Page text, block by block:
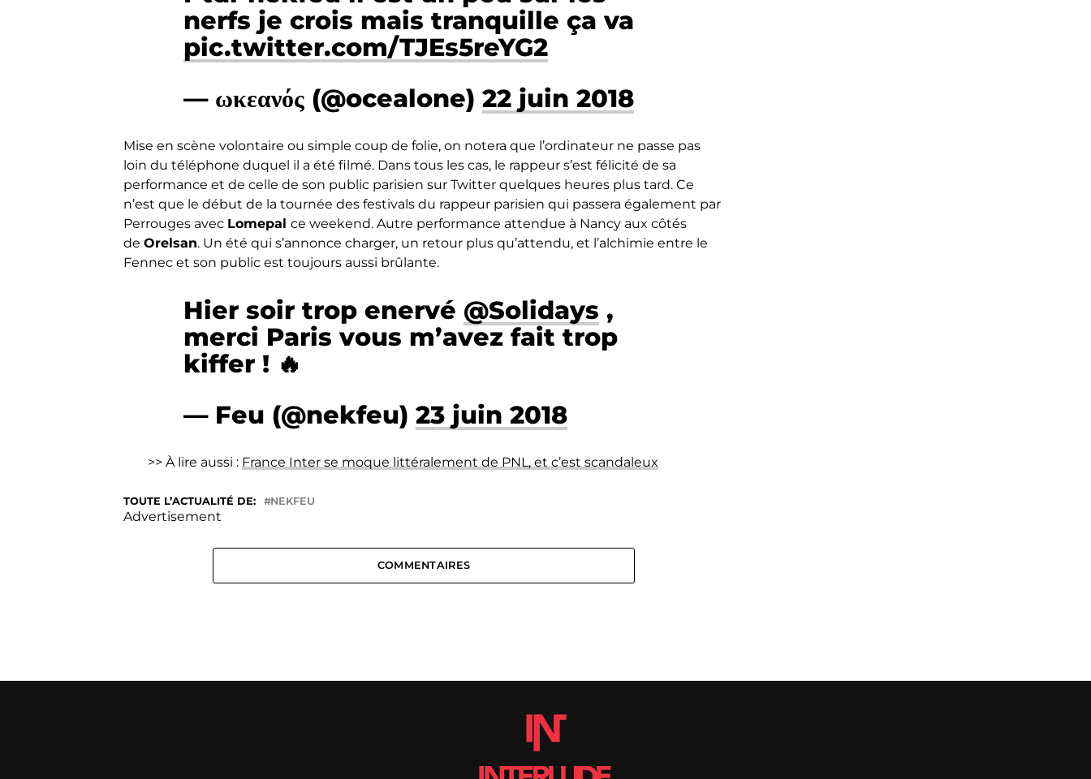
nerfs je crois mais tranquille ça va
pic.twitter.com/TJEs5reYG2
— ωκεανός (@ocealone) 22 juin 2018
Mise en scène volontaire ou simple coup de folie, on notera que l’ordinateur ne passe pas
loin du téléphone duquel il a été filmé. Dans tous les cas, le rappeur s’est félicité de sa
performance et de celle de son public parisien sur Twitter quelques heures plus tard. Ce
n’est que le début de la tournée des festivals du rappeur parisien qui passera également par
Perrouges avec Lomepal ce weekend. Autre performance attendue à Nancy aux côtés
de Orelsan. Un été qui s’annonce charger, un retour plus qu’attendu, et l’alchimie entre le
Fennec et son public est toujours aussi brûlante.
Hier soir trop enervé @Solidays ,
merci Paris vous m’avez fait trop
kiffer ! 🔥
— Feu (@nekfeu) 23 juin 2018
>> À lire aussi : France Inter se moque littéralement de PNL, et c’est scandaleux
TOUTE L’ACTUALITÉ DE: NEKFEU
Advertisement
COMMENTAIRES